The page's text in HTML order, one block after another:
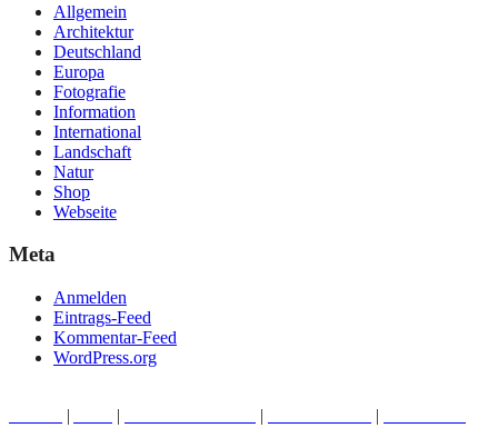
Allgemein
Architektur
Deutschland
Europa
Fotografie
Information
International
Landschaft
Natur
Shop
Webseite
Meta
Anmelden
Eintrags-Feed
Kommentar-Feed
WordPress.org
| | | |